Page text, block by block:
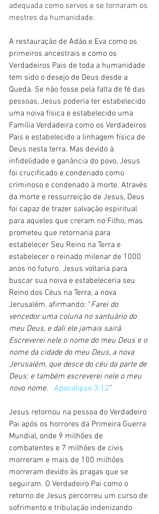
adequada como servos e se tornaram os
mestres da humanidade.
A restauração de Adão e Eva como os
primeiros ancestrais e como os
Verdadeiros Pais de toda a humanidade
tem sido o desejo de Deus desde a
Queda. Se não fosse pela falta de fé das
pessoas, Jesus poderia ter estabelecido
uma noiva física e estabelecido uma
Família Verdadeira como os Verdadeiros
Pais e estabelecido a linhagem física de
Deus nesta terra. Mas devido à
infidelidade e ganância do povo, Jesus
foi crucificado e condenado como
criminoso e condenado à morte. Através
da morte e ressurreição de Jesus, Deus
foi capaz de trazer salvação espiritual
para aqueles que creram no Filho, mas
prometeu que retornaria para
estabelecer Seu Reino na Terra e
estabelecer o reinado milenar de 1000
anos no futuro. Jesus voltaria para
buscar sua noiva e estabeleceria seu
Reino dos Céus na Terra, a nova
Jerusalém, afirmando: “Farei do
vencedor uma coluna no santuário do
meu Deus, e dali ele jamais sairá.
Escreverei nele o nome do meu Deus e o
nome da cidade do meu Deus, a nova
Jerusalém, que desce do céu da parte de
Deus; e também escreverei nele o meu
novo nome. Apocalipse 3:12”
Jesus retornou na pessoa do Verdadeiro
Pai após os horrores da Primeira Guerra
Mundial, onde 9 milhões de
combatentes e 7 milhões de civis
morreram e mais de 100 milhões
morreram devido às pragas que se
seguiram. O Verdadeiro Pai como o
retorno de Jesus percorreu um curso de
sofrimento e tribulação indenizando